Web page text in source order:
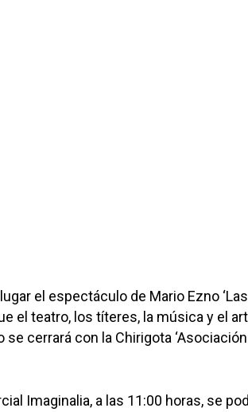
el espectáculo de Mario Ezno ‘Las
el teatro, los títeres, la música y el
se cerrará con la Chirigota ‘Asociación
Imaginalia, a las 11:00 horas, se